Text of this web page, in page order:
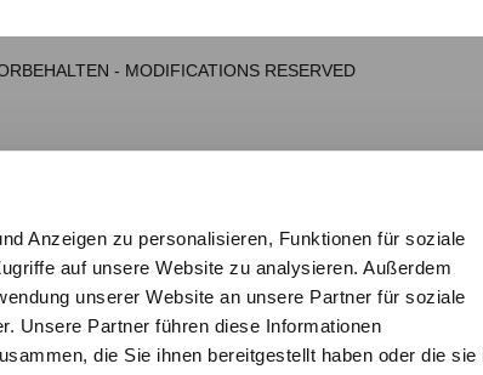
Anzeigen zu personalisieren, Funktionen für soziale
auf unsere Website zu analysieren. Außerdem
unserer Website an unsere Partner für soziale
Unsere Partner führen diese Informationen
die Sie ihnen bereitgestellt haben oder die sie
- MODIFICATIONS RESERVED